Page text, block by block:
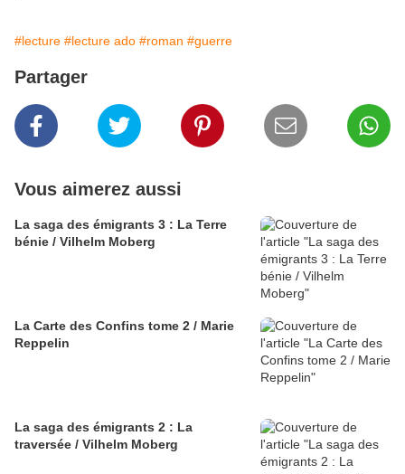
#lecture #lecture ado #roman #guerre
Partager
Vous aimerez aussi
La saga des émigrants 3 : La Terre
bénie / Vilhelm Moberg
La Carte des Confins tome 2 / Marie
Reppelin
La saga des émigrants 2 : La
traversée / Vilhelm Moberg